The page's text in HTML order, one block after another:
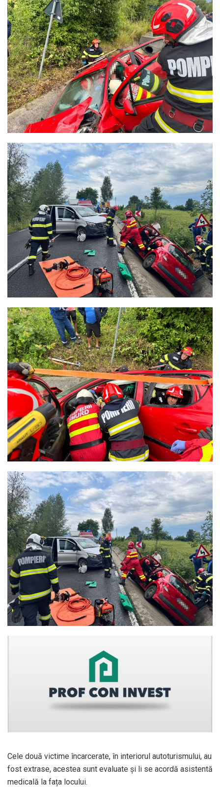
Cele două victime încarcerate, în interiorul autoturismului, au
fost extrase, acestea sunt evaluate și li se acordă asistentă
medicală la fața locului.